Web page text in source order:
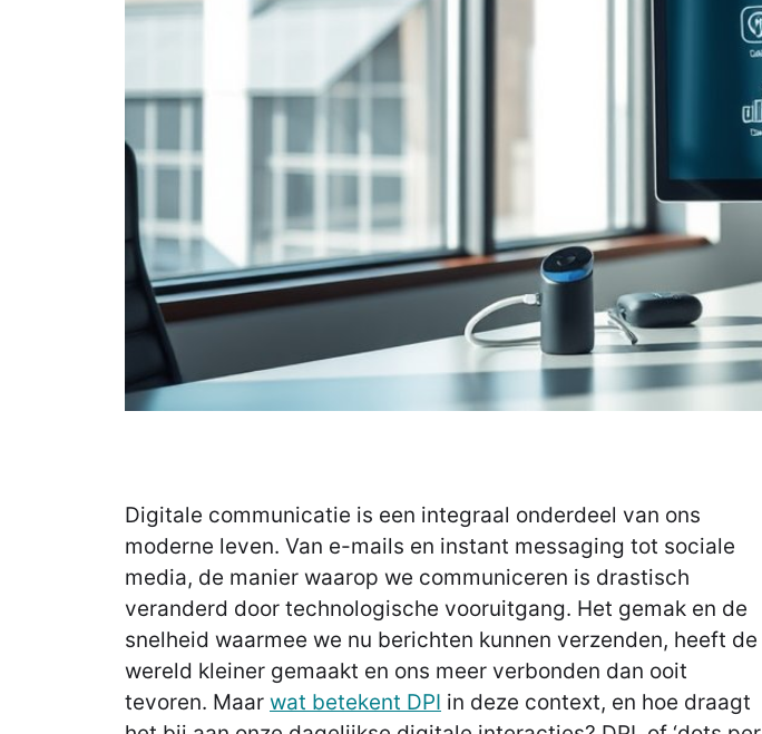
Digitale communicatie is een integraal onderdeel van ons
moderne leven. Van e-mails en instant messaging tot sociale
media, de manier waarop we communiceren is drastisch
veranderd door technologische vooruitgang. Het gemak en de
snelheid waarmee we nu berichten kunnen verzenden, heeft de
wereld kleiner gemaakt en ons meer verbonden dan ooit
tevoren. Maar wat betekent DPI in deze context, en hoe draagt